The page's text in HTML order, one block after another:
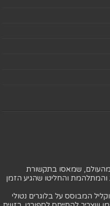
שמאסו בתקשורת
והחליטו שהגיע הזמן
המבוסס על בלוגרים נטולי